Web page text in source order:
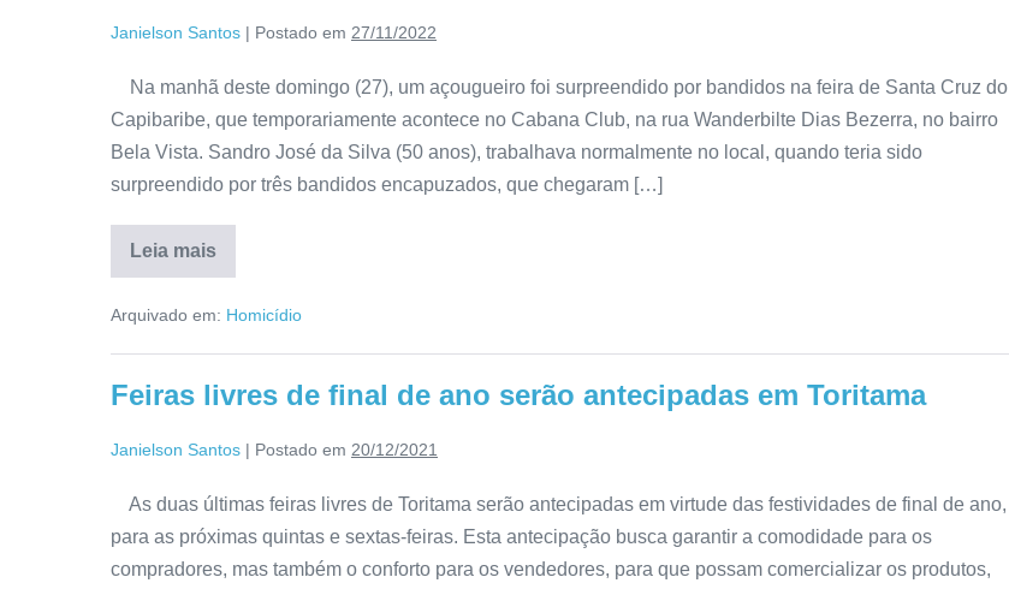
Janielson Santos | Postado em 27/11/2022
Na manhã deste domingo (27), um açougueiro foi surpreendido por bandidos na feira de Santa Cruz do
Capibaribe, que temporariamente acontece no Cabana Club, na rua Wanderbilte Dias Bezerra, no bairro
Bela Vista. Sandro José da Silva (50 anos), trabalhava normalmente no local, quando teria sido
surpreendido por três bandidos encapuzados, que chegaram […]
Leia mais
Arquivado em: Homicídio
Feiras livres de final de ano serão antecipadas em Toritama
Janielson Santos | Postado em 20/12/2021
As duas últimas feiras livres de Toritama serão antecipadas em virtude das festividades de final de ano,
para as próximas quintas e sextas-feiras. Esta antecipação busca garantir a comodidade para os
compradores, mas também o conforto para os vendedores, para que possam comercializar os produtos,